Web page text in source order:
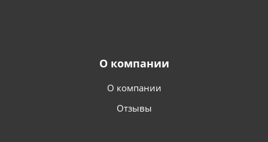
О компании
О компании
Отзывы